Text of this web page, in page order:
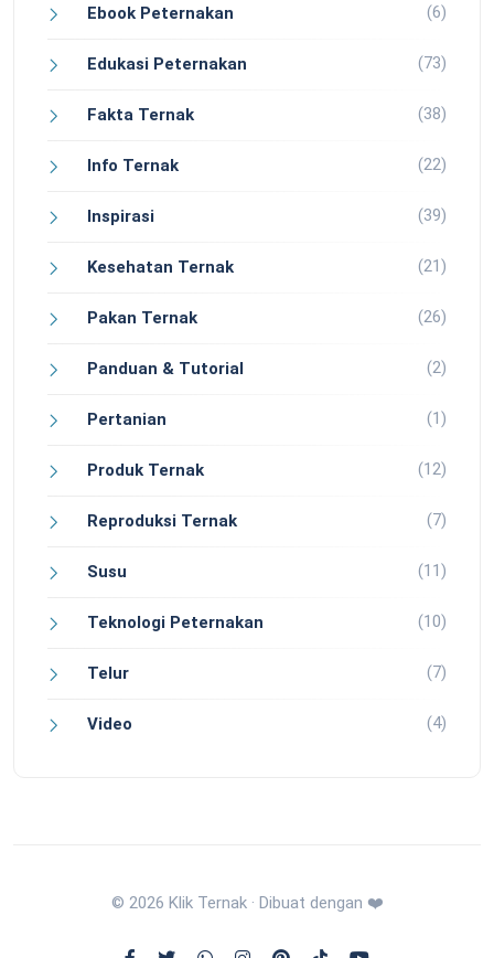
Ebook Peternakan (6)
Edukasi Peternakan (73)
Fakta Ternak (38)
Info Ternak (22)
Inspirasi (39)
Kesehatan Ternak (21)
Pakan Ternak (26)
Panduan & Tutorial (2)
Pertanian (1)
Produk Ternak (12)
Reproduksi Ternak (7)
Susu (11)
Teknologi Peternakan (10)
Telur (7)
Video (4)
© 2026 Klik Ternak · Dibuat dengan ❤️